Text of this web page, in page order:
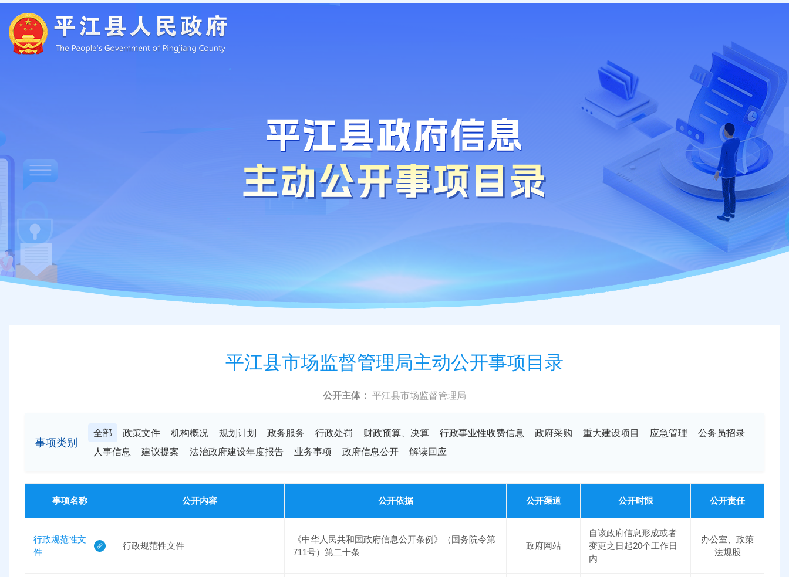
平江县市场监督管理局主动公开事项目录
公开主体： 平江县市场监督管理局
事项类别
全部 政策文件 机构概况 规划计划 政务服务 行政处罚 财政预算、决算 行政事业性收费信息 政府采购 重大建设项目 应急管理
公务员招录
人事信息
建议提案 法治政府建设年度报告 业务事项 政府信息公开 解读回应
事项名称 公开内容 公开依据 公开渠道 公开时限 公开责任
行政规范性文
件
行政规范性文件
《中华人民共和国政府信息公开条例》（国务院令第
711号）第二十条
政府网站
自该政府信息形成或者
变更之日起20个工作日
内
办公室、政策
法规股